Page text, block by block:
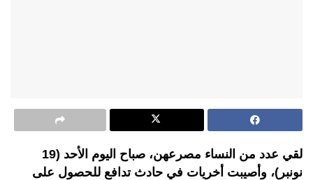
لقي عدد من النساء مصرعهن، صباح اليوم الأحد (19
نونبر)، وأصيبت أخريات في حادث تدافع للحصول على